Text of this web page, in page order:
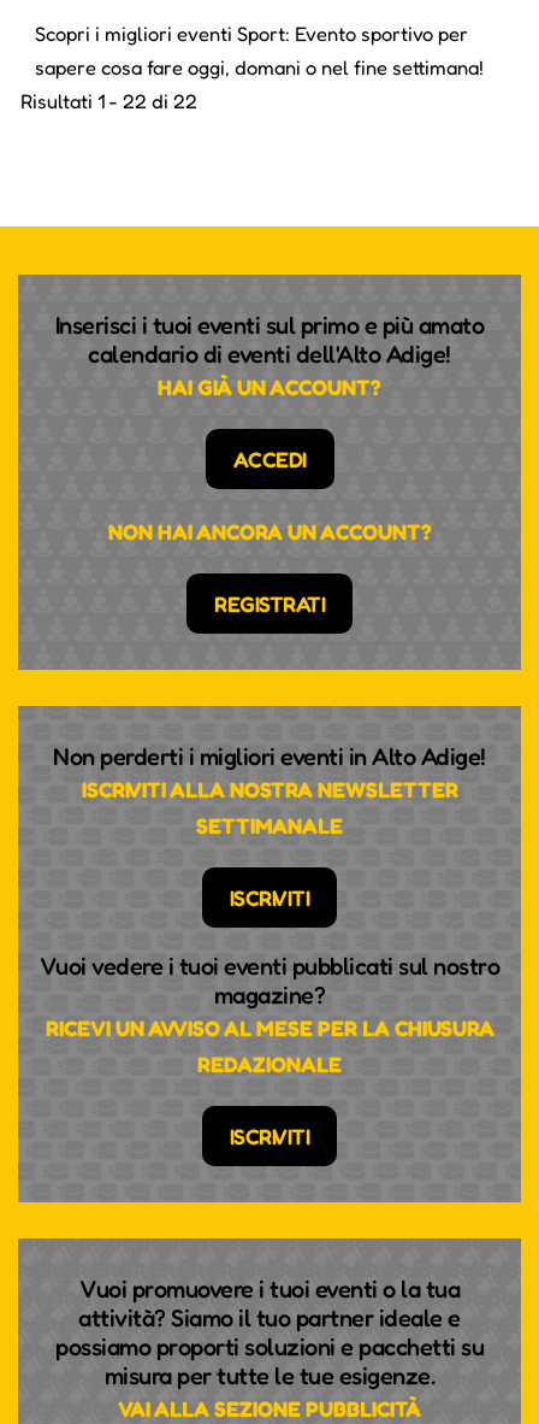
Scopri i migliori eventi Sport: Evento sportivo per
sapere cosa fare oggi, domani o nel fine settimana!
Risultati 1 - 22 di 22
Inserisci i tuoi eventi sul primo e più amato
calendario di eventi dell'Alto Adige!
HAI GIÀ UN ACCOUNT?
ACCEDI
NON HAI ANCORA UN ACCOUNT?
REGISTRATI
Non perderti i migliori eventi in Alto Adige!
ISCRIVITI ALLA NOSTRA NEWSLETTER
SETTIMANALE
ISCRIVITI
Vuoi vedere i tuoi eventi pubblicati sul nostro
magazine?
RICEVI UN AVVISO AL MESE PER LA CHIUSURA
REDAZIONALE
ISCRIVITI
Vuoi promuovere i tuoi eventi o la tua
attività? Siamo il tuo partner ideale e
possiamo proporti soluzioni e pacchetti su
misura per tutte le tue esigenze.
VAI ALLA SEZIONE PUBBLICITÀ